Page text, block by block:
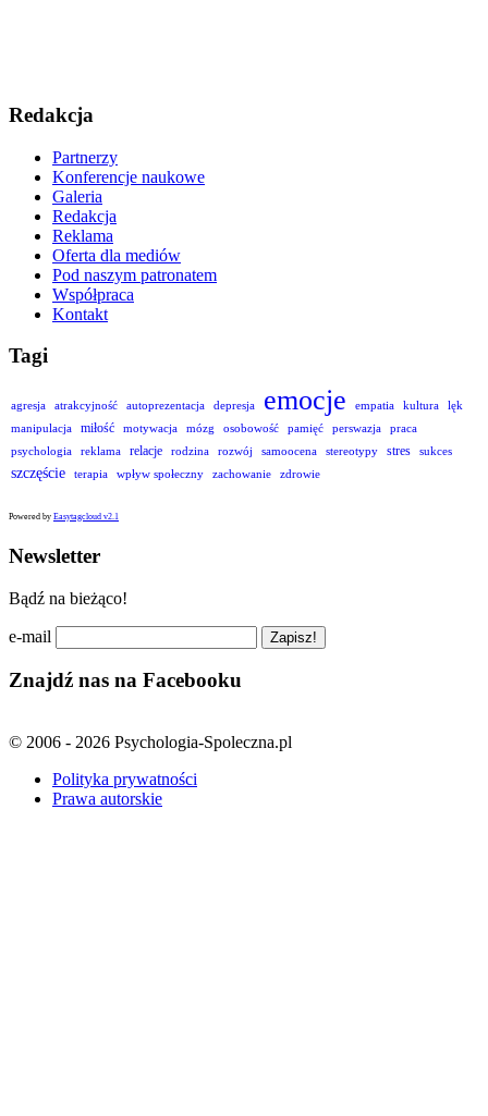
Redakcja
Partnerzy
Konferencje naukowe
Galeria
Redakcja
Reklama
Oferta dla mediów
Pod naszym patronatem
Współpraca
Kontakt
Tagi
agresja atrakcyjność autoprezentacja depresja emocje empatia kultura
lęk
manipulacja
miłość motywacja mózg osobowość pamięć perswazja
praca
psychologia
reklama relacje rodzina rozwój samoocena stereotypy stres sukces
szczęście terapia wpływ społeczny zachowanie zdrowie
Powered by Easytagcloud v2.1
Newsletter
Bądź na bieżąco!
e-mail
Znajdź nas na Facebooku
© 2006 - 2026 Psychologia-Spoleczna.pl
Polityka prywatności
Prawa autorskie